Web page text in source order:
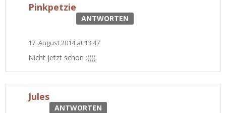
Pinkpetzie
ANTWORTEN
17. August 2014 at 13:47
Nicht jetzt schon :((((
Jules
ANTWORTEN